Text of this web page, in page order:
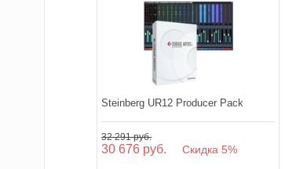
Steinberg UR12 Producer Pack
32 291 руб.
30 676 руб. Скидка 5%